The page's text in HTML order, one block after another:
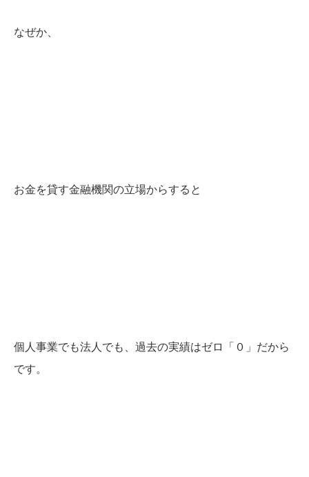
なぜか、
お金を貸す金融機関の立場からすると
個人事業でも法人でも、過去の実績はゼロ「０」だから
です。